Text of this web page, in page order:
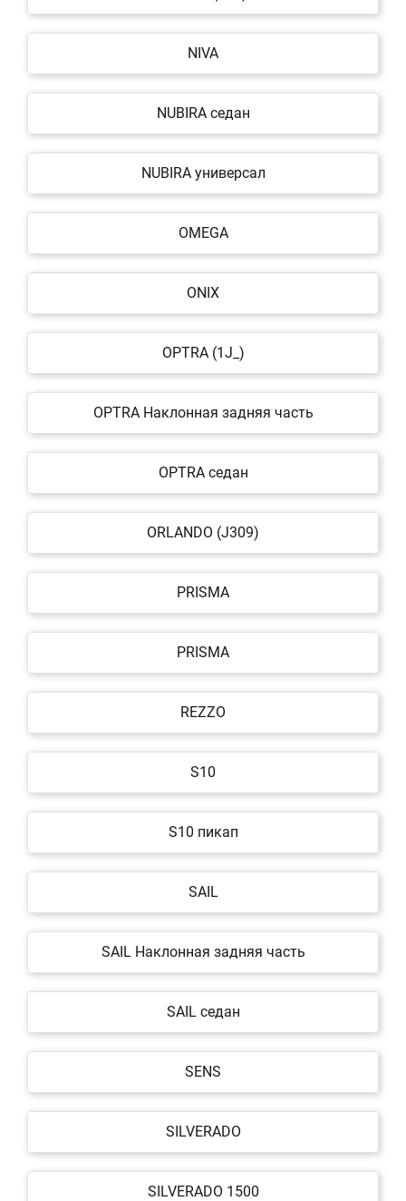
NIVA
NUBIRA седан
NUBIRA универсал
OMEGA
ONIX
OPTRA (1J_)
OPTRA Наклонная задняя часть
OPTRA седан
ORLANDO (J309)
PRISMA
PRISMA
REZZO
S10
S10 пикап
SAIL
SAIL Наклонная задняя часть
SAIL седан
SENS
SILVERADO
SILVERADO 1500